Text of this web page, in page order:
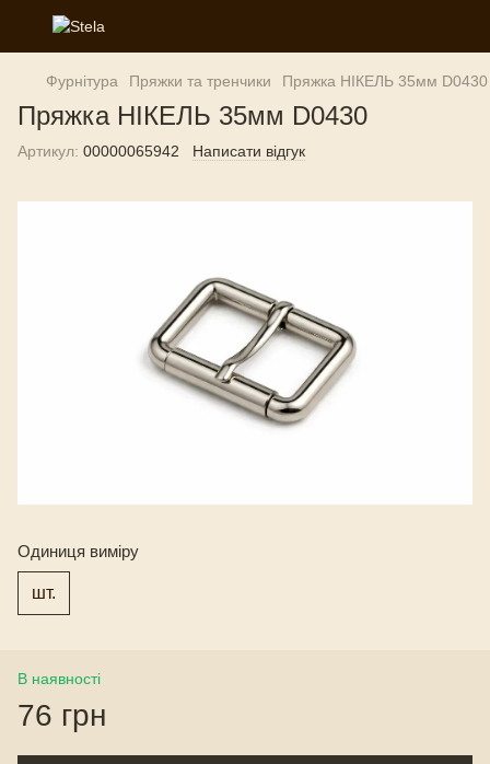
Фурнітура Пряжки та тренчики Пряжка НІКЕЛЬ 35мм D0430
Пряжка НІКЕЛЬ 35мм D0430
Артикул: 00000065942 Написати відгук
Одиниця виміру
шт.
В наявності
76 грн